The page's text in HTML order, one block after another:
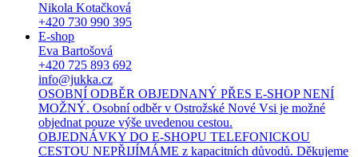
Nikola Kotačková
+420 730 990 395
E-shop
Eva Bartošová
+420 725 893 692
info@jukka.cz
OSOBNÍ ODBĚR OBJEDNANÝ PŘES E-SHOP NENÍ
MOŽNÝ. Osobní odběr v Ostrožské Nové Vsi je možné
objednat pouze výše uvedenou cestou.
OBJEDNÁVKY DO E-SHOPU TELEFONICKOU
CESTOU NEPŘIJÍMÁME z kapacitních důvodů. Děkujeme